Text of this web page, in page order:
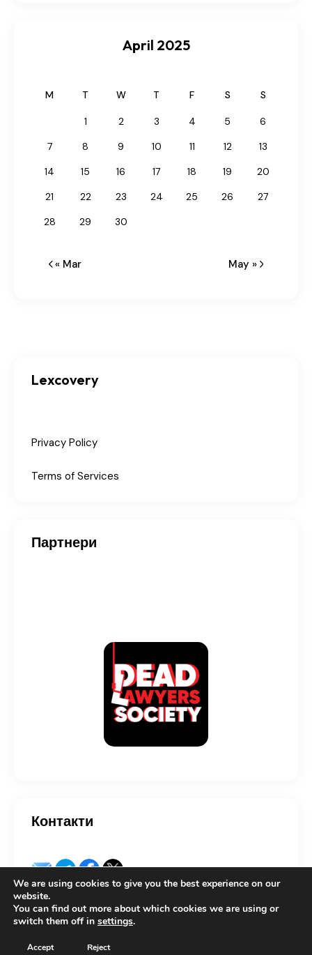
April 2025
M T W T F S S
1 2 3 4 5
6
7
8 9 10 11 12
13
14
15 16 17 18 19
20
21
22 23 24 25 26
27
28
29 30
« Mar May »
Lexcovery
Privacy Policy
Terms of Services
Партнери
Контакти
Copyright © 2026 by Lexcovery. All rights reserved.
We are using cookies to give you the best experience on our
website.
You can find out more about which cookies we are using or
switch them off in settings.
Accept Reject